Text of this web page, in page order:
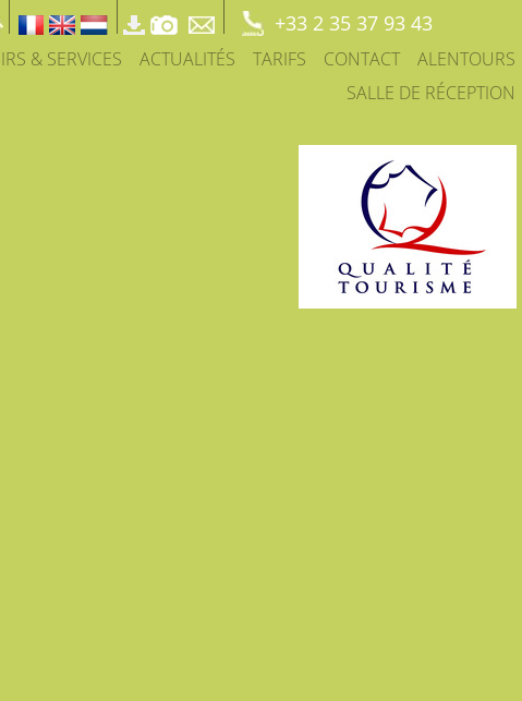
+33 2 35 37 93 43
& SERVICES ACTUALITÉS TARIFS CONTACT
ALENTOURS
SALLE DE RÉCEPTION